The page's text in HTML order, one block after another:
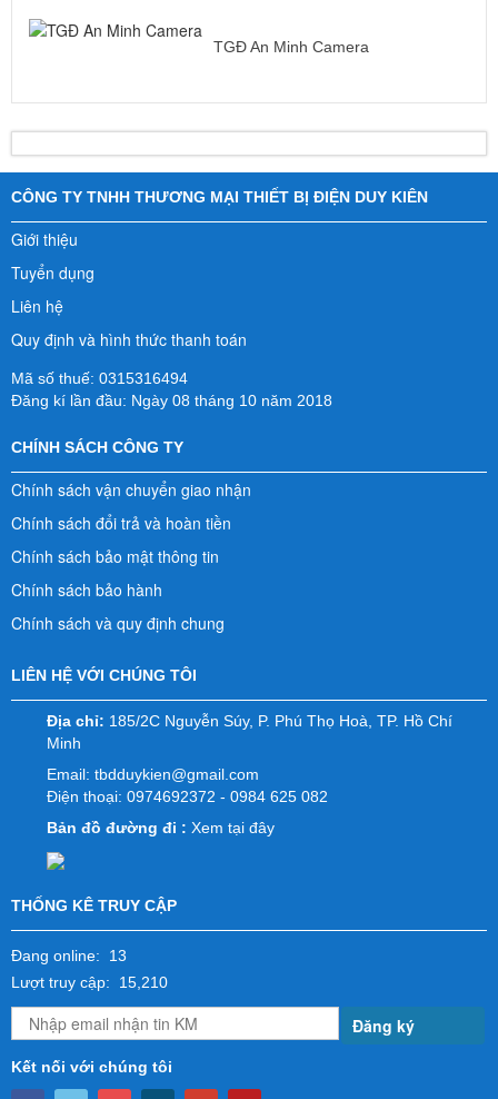
TGĐ An Minh Camera
CÔNG TY TNHH THƯƠNG MẠI THIẾT BỊ ĐIỆN DUY KIÊN
Giới thiệu
Tuyển dụng
Liên hệ
Quy định và hình thức thanh toán
Mã số thuế: 0315316494
Đăng kí lần đầu: Ngày 08 tháng 10 năm 2018
CHÍNH SÁCH CÔNG TY
Chính sách vận chuyển giao nhận
Chính sách đổi trả và hoàn tiền
Chính sách bảo mật thông tin
Chính sách bảo hành
Chính sách và quy định chung
LIÊN HỆ VỚI CHÚNG TÔI
Địa chỉ: 185/2C Nguyễn Súy, P. Phú Thọ Hoà, TP. Hồ Chí
Minh
Email: tbdduykien@gmail.com
Điện thoại: 0974692372 - 0984 625 082
Bản đồ đường đi : Xem tại đây
THỐNG KÊ TRUY CẬP
Đang online: 13
Lượt truy cập: 15,210
Đăng ký
Kết nối với chúng tôi